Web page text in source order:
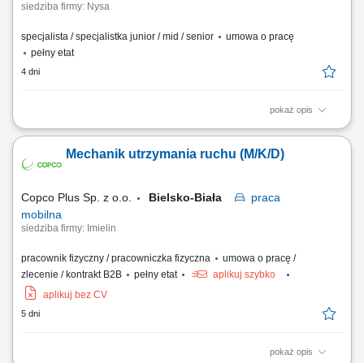
siedziba firmy: Nysa
specjalista / specjalistka junior / mid / senior
umowa o pracę
pełny etat
4 dni
pokaż opis
Lokalizacja Obiekty energetyczne i przemysłowe w Polsce oraz za
realizuje projekty energetyczne i przemysłowe w Polsce oraz za
granicą. Budujemy i uruchamiamy instalacje, które mają realny wpływ
Mechanik utrzymania ruchu (M/K/D)
Copco Plus Sp. z o.o. Bielsko-Biała
praca
mobilna
siedziba firmy: Imielin
pracownik fizyczny / pracowniczka fizyczna
umowa o pracę /
zlecenie / kontrakt B2B
pełny etat
aplikuj szybko
aplikuj bez CV
5 dni
pokaż opis